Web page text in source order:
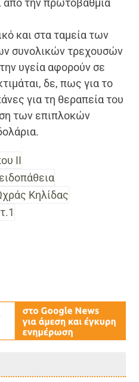
από την πρωτοβάθμια
και στα ταμεία των
συνολικών τρεχουσών
υγεία αφορούν σε
δε, πως για το
για τη θεραπεία του
των επιπλοκών
II
Κηλίδας